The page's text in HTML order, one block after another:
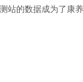
站的数据成为了康